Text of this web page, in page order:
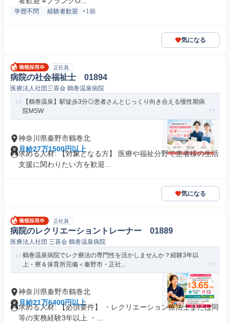
学歴不問 経験者歓迎 +1個
気になる
正社員
病院の社会福祉士 01894
医療法人社団三喜会 鶴巻温泉病院
【鶴巻温泉】駅徒歩3分◎患者さんとじっくり向き合える慢性期病
院MSW
神奈川県秦野市鶴巻北
月給27万1500円以上
求める人材: 【対象となる方】 医療や福祉分野で患者様の生活
支援に関わりたい方を歓迎...
気になる
正社員
病院のレクリエーショントレーナー 01889
医療法人社団 三喜会 鶴巻温泉病院
鶴巻温泉病院でレク療法の専門性を活かしませんか？経験3年以
上・寮＆保育所完備＜秦野市・正社...
神奈川県秦野市鶴巻北
月給21万6400円以上
求める人材: 【必須要件】 ・レクリエーション療法士または同
等の実務経験3年以上 ・...